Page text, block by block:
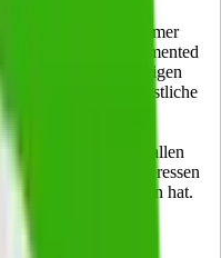
Digitalisierung des
eine moderne Customer
Virtual- und Augmented
Informationsanzeigen
Käufers sowie Künstliche
Social-Media-
Handel halten.
den Kunden mit allen
Informationsinteressen
oder ausgesprochen hat.
so der Scala-